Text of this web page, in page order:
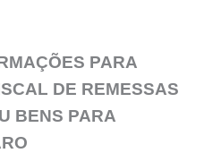
PARA
DE REMESSAS
BENS PARA